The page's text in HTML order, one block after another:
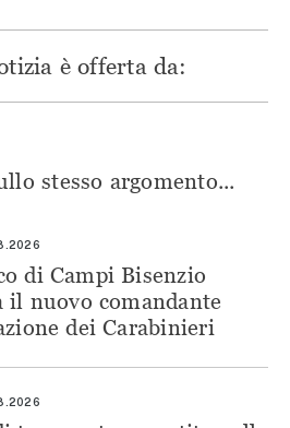
è offerta da:
stesso argomento...
di Campi Bisenzio
il nuovo comandante
dei Carabinieri